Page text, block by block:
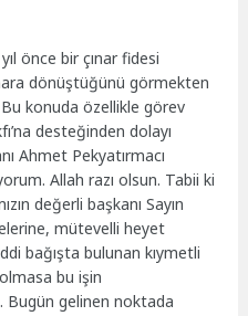
önce bir çınar fidesi
dönüştüğünü görmekten
konuda özellikle görev
desteğinden dolayı
Ahmet Pekyatırmacı
Allah razı olsun. Tabii ki
değerli başkanı Sayın
mütevelli heyet
bağışta bulunan kıymetli
olmasa bu işin
Bugün gelinen noktada